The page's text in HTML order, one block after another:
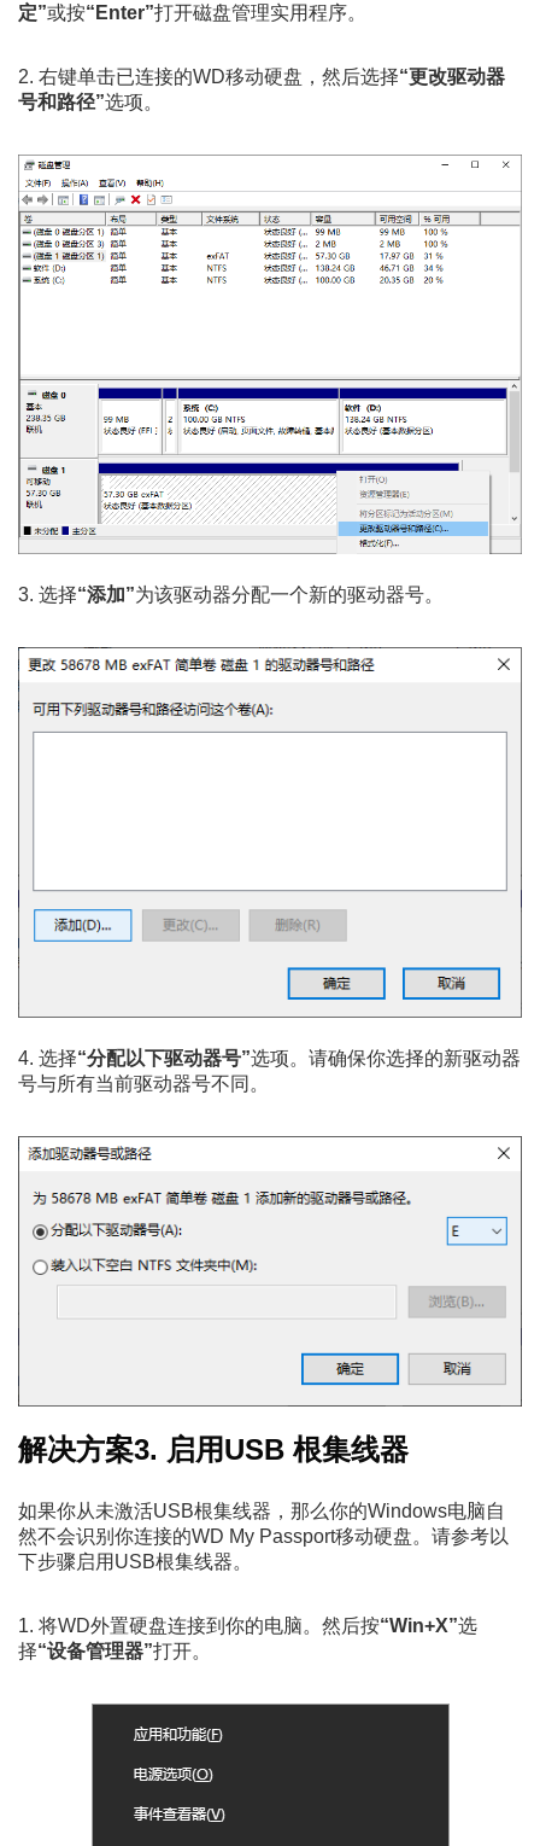
定”或按“Enter”打开磁盘管理实用程序。
2. 右键单击已连接的WD移动硬盘，然后选择“更改驱动器
号和路径”选项。
3. 选择“添加”为该驱动器分配一个新的驱动器号。
4. 选择“分配以下驱动器号”选项。请确保你选择的新驱动器
号与所有当前驱动器号不同。
解决方案3. 启用USB 根集线器
如果你从未激活USB根集线器，那么你的Windows电脑自
然不会识别你连接的WD My Passport移动硬盘。请参考以
下步骤启用USB根集线器。
1. 将WD外置硬盘连接到你的电脑。然后按“Win+X”选
择“设备管理器”打开。